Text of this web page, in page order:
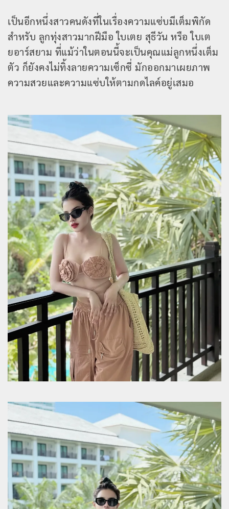
เป็นอีกหนึ่งสาวคนดังที่ในเรื่องความแซ่บมีเต็มพิกัด
สำหรับ ลูกทุ่งสาวมากฝีมือ ใบเตย สุธีวัน หรือ ใบเต
ยอาร์สยาม ที่แม้ว่าในตอนนี้จะเป็นคุณแม่ลูกหนึ่งเต็ม
ตัว ก็ยังคงไม่ทิ้งลายความเซ็กซี่ มักออกมาเผยภาพ
ความสวยและความแซ่บให้ตามกดไลค์อยู่เสมอ